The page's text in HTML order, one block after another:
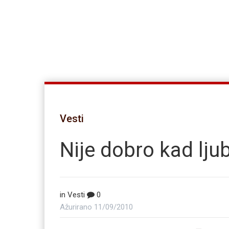
Vesti
Nije dobro kad
in Vesti
0
Ažurirano 11/09/2010